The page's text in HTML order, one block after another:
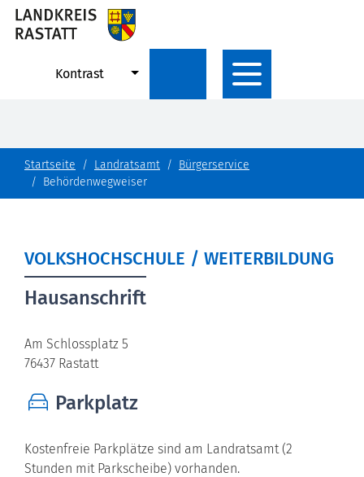
Kontrast
Startseite Landratsamt
Bürgerservice
Behördenwegweiser
VOLKSHOCHSCHULE / WEITERBILDUNG
Hausanschrift
Am Schlossplatz 5
76437 Rastatt
Parkplatz
Kostenfreie Parkplätze sind am Landratsamt (2
Stunden mit Parkscheibe) vorhanden.